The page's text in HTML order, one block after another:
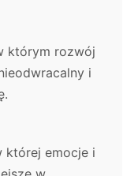
którym rozwój
i
której emocje i